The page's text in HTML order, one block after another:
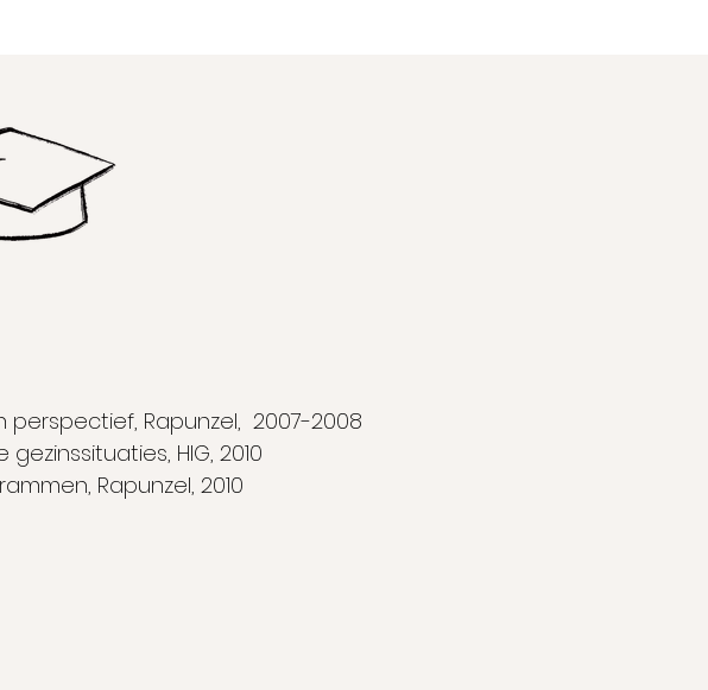
Rapunzel, 2007-2008
HIG, 2010
Rapunzel, 2010